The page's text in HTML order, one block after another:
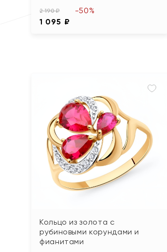
2 190 ₽
1 095 ₽
-50%
Кольцо из золота с
рубиновыми корундами и
фианитами